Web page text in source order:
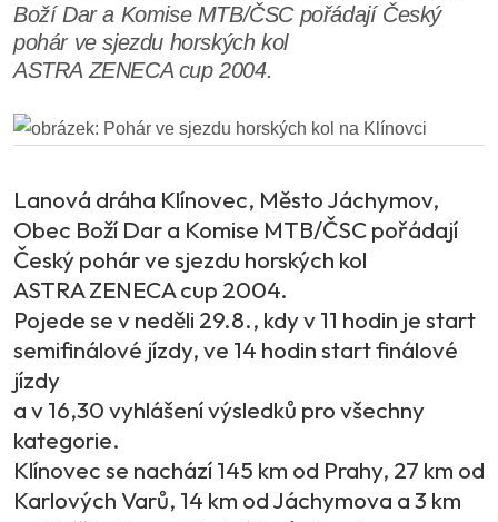
Boží Dar a Komise MTB/ČSC pořádají Český
pohár ve sjezdu horských kol
ASTRA ZENECA cup 2004.
Lanová dráha Klínovec, Město Jáchymov,
Obec Boží Dar a Komise MTB/ČSC pořádají
Český pohár ve sjezdu horských kol
ASTRA ZENECA cup 2004.
Pojede se v neděli 29.8., kdy v 11 hodin je start
semifinálové jízdy, ve 14 hodin start finálové
jízdy
a v 16,30 vyhlášení výsledků pro všechny
kategorie.
Klínovec se nachází 145 km od Prahy, 27 km od
Karlových Varů, 14 km od Jáchymova a 3 km